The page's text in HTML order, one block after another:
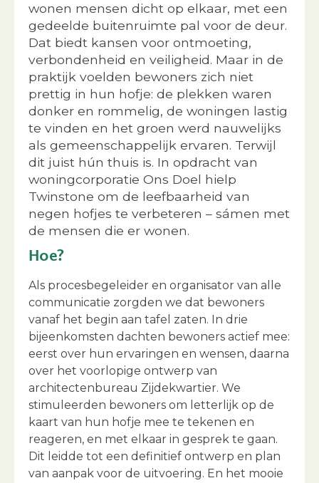
wonen mensen dicht op elkaar, met een
gedeelde buitenruimte pal voor de deur.
Dat biedt kansen voor ontmoeting,
verbondenheid en veiligheid. Maar in de
praktijk voelden bewoners zich niet
prettig in hun hofje: de plekken waren
donker en rommelig, de woningen lastig
te vinden en het groen werd nauwelijks
als gemeenschappelijk ervaren. Terwijl
dit juist hún thuis is. In opdracht van
woningcorporatie Ons Doel hielp
Twinstone om de leefbaarheid van
negen hofjes te verbeteren – sámen met
de mensen die er wonen.
Hoe?
Als procesbegeleider en organisator van alle
communicatie zorgden we dat bewoners
vanaf het begin aan tafel zaten. In drie
bijeenkomsten dachten bewoners actief mee:
eerst over hun ervaringen en wensen, daarna
over het voorlopige ontwerp van
architectenbureau Zijdekwartier. We
stimuleerden bewoners om letterlijk op de
kaart van hun hofje mee te tekenen en
reageren, en met elkaar in gesprek te gaan.
Dit leidde tot een definitief ontwerp en plan
van aanpak voor de uitvoering. En het mooie